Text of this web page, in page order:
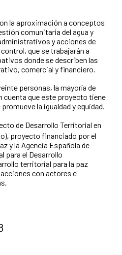
la aproximación a conceptos
comunitaria del agua y
y acciones de
que se trabajarán a
donde se describen las
comercial y financiero.
personas, la mayoría de
cuenta que este proyecto tiene
la igualdad y equidad.
de Desarrollo Territorial en
proyecto financiado por el
y la Agencia Española de
para el Desarrollo
territorial para la paz
con actores e